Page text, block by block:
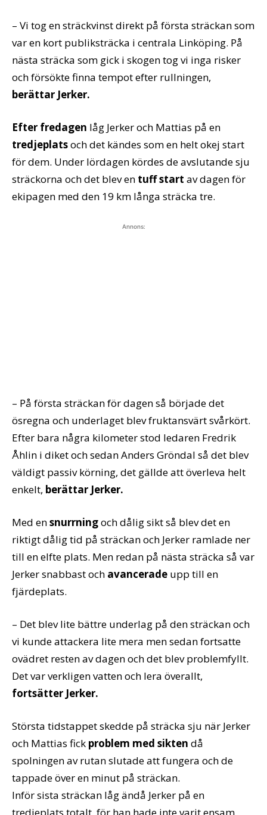
– Vi tog en sträckvinst direkt på första sträckan som
var en kort publiksträcka i centrala Linköping. På
nästa sträcka som gick i skogen tog vi inga risker
och försökte finna tempot efter rullningen,
berättar Jerker.
Efter fredagen låg Jerker och Mattias på en
tredjeplatsoch det kändes som en helt okej start
för dem. Under lördagen kördes de avslutande sju
sträckorna och det blev en tuff start av dagen för
ekipagen med den 19 km långa sträcka tre.
Annons:
– På första sträckan för dagen så började det
ösregna och underlaget blev fruktansvärt svårkört.
Efter bara några kilometer stod ledaren Fredrik
Åhlin i diket och sedan Anders Gröndal så det blev
väldigt passiv körning, det gällde att överleva helt
enkelt, berättar Jerker.
Med ensnurrningoch dålig sikt så blev det en
riktigt dålig tid på sträckan och Jerker ramlade ner
till en elfte plats. Men redan på nästa sträcka så var
Jerker snabbast och avancerade upp till en
fjärdeplats.
– Det blev lite bättre underlag på den sträckan och
vi kunde attackera lite mera men sedan fortsatte
ovädret resten av dagen och det blev problemfyllt.
Det var verkligen vatten och lera överallt,
fortsätter Jerker.
Största tidstappet skedde på sträcka sju när Jerker
och Mattias fick problem med sikten då
spolningen av rutan slutade att fungera och de
tappade över en minut på sträckan.
Inför sista sträckan låg ändå Jerker på en